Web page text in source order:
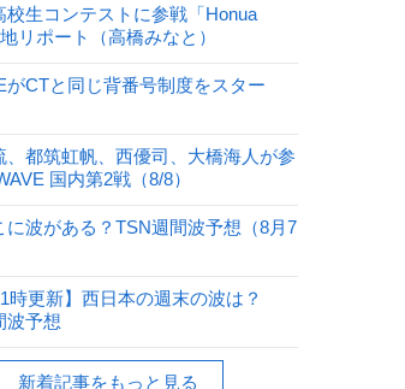
校生コンテストに参戦「Honua
リポート（高橋みなと）
がCTと同じ背番号制度をスター
、都筑虹帆、西優司、大橋海人が参
国内第2戦（8/8）
に波がある？TSN週間波予想（8月7
時更新】西日本の週末の波は？
波予想
新着記事をもっと見る